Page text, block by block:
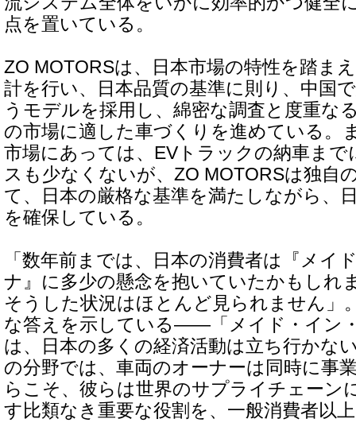
点を置いている。
ZO MOTORSは、日本市場の特性を踏ま
計を行い、日本品質の基準に則り、中国
うモデルを採用し、綿密な調査と度重な
の市場に適した車づくりを進めている。
市場にあっては、EVトラックの納車まで
スも少なくないが、ZO MOTORSは独自
て、日本の厳格な基準を満たしながら、
を確保している。
「数年前までは、日本の消費者は『メイ
ナ』に多少の懸念を抱いていたかもしれ
そうした状況はほとんど見られません」
な答えを示している――「メイド・イン
は、日本の多くの経済活動は立ち行かな
の分野では、車両のオーナーは同時に事
らこそ、彼らは世界のサプライチェーン
す比類なき重要な役割を、一般消費者以